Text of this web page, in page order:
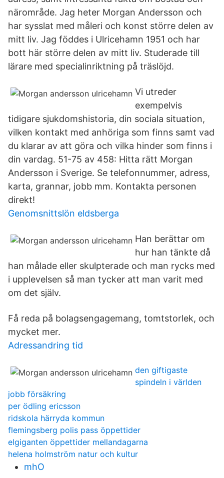
närområde. Jag heter Morgan Andersson och
har sysslat med måleri och konst större delen av
mitt liv. Jag föddes i Ulricehamn 1951 och har
bott här större delen av mitt liv. Studerade till
lärare med specialinriktning på träslöjd.
Vi utreder
exempelvis
tidigare sjukdomshistoria, din sociala situation,
vilken kontakt med anhöriga som finns samt vad
du klarar av att göra och vilka hinder som finns i
din vardag. 51-75 av 458: Hitta rätt Morgan
Andersson i Sverige. Se telefonnummer, adress,
karta, grannar, jobb mm. Kontakta personen
direkt!
Genomsnittslön eldsberga
Han berättar om
hur han tänkte då
han målade eller skulpterade och man rycks med
i upplevelsen så man tycker att man varit med
om det själv.
Få reda på bolagsengagemang, tomtstorlek, och
mycket mer.
Adressandring tid
den giftigaste
spindeln i världen
jobb försäkring
per ödling ericsson
ridskola härryda kommun
flemingsberg polis pass öppettider
elgiganten öppettider mellandagarna
helena holmström natur och kultur
mhO